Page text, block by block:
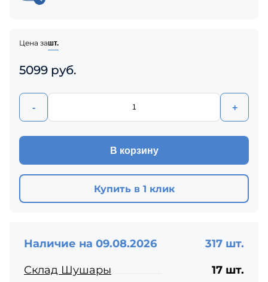
Цена зашт.
5099 руб.
- +
В корзину
Купить в 1 клик
Наличие на 09.08.2026
317 шт.
Склад Шушары
17 шт.